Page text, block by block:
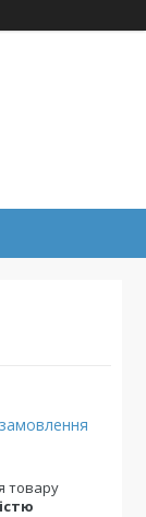
товару